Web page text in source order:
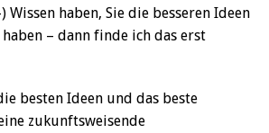
Wissen haben, Sie die besseren Ideen
– dann finde ich das erst
besten Ideen und das beste
zukunftsweisende